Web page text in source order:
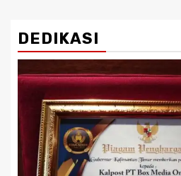
DEDIKASI